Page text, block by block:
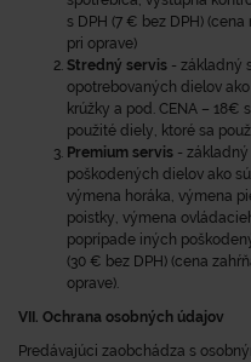
s DPH (7 € bez DPH)
pri oprave)
Stredný servis - základný
opotrebovaných dielov
krúžky a pod. CENA – 18€
použité diely, ktoré sa
Premium servis - základný
poškodených dielov ako
výmena horáka, výmena
poistky, výmena
poprípade iných
(30 € bez DPH) (cena
oprave).
VII. Ochrana osobných údajov
Predávajúci zaobchádza s